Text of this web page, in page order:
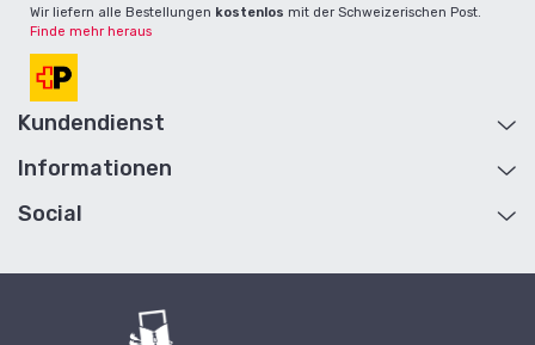
Wir liefern alle Bestellungen kostenlos mit der Schweizerischen Post.
Finde mehr heraus
Kundendienst
Hilfe und Kontakt
Retouren
Informationen
Über Uns
Allgemeine Geschäftsbedingungen
Social